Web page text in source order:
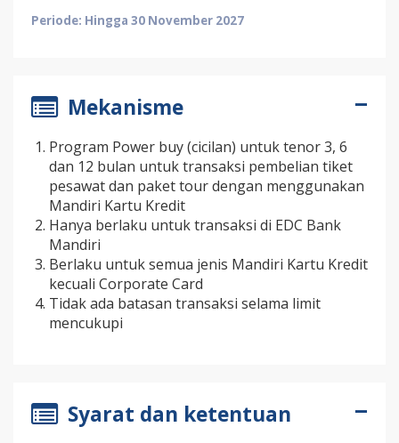
Periode: Hingga 30 November 2027
Mekanisme
Program Power buy (cicilan) untuk tenor 3, 6
dan 12 bulan untuk transaksi pembelian tiket
pesawat dan paket tour dengan menggunakan
Mandiri Kartu Kredit
Hanya berlaku untuk transaksi di EDC Bank
Mandiri
Berlaku untuk semua jenis Mandiri Kartu Kredit
kecuali Corporate Card
Tidak ada batasan transaksi selama limit
mencukupi
Syarat dan ketentuan